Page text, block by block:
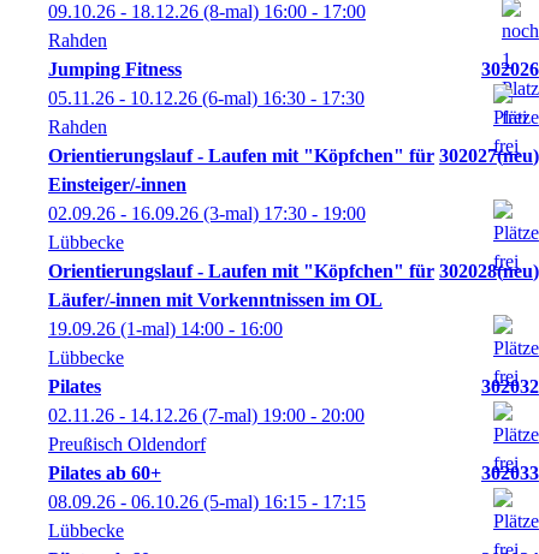
09.10.26 - 18.12.26 (8-mal) 16:00 - 17:00
Rahden
Jumping Fitness
302026
05.11.26 - 10.12.26 (6-mal) 16:30 - 17:30
Rahden
Orientierungslauf - Laufen mit "Köpfchen" für
Einsteiger/-innen
302027 neu
02.09.26 - 16.09.26 (3-mal) 17:30 - 19:00
Lübbecke
Orientierungslauf - Laufen mit "Köpfchen" für
Läufer/-innen mit Vorkenntnissen im OL
302028 neu
19.09.26 (1-mal) 14:00 - 16:00
Lübbecke
Pilates
302032
02.11.26 - 14.12.26 (7-mal) 19:00 - 20:00
Preußisch Oldendorf
Pilates ab 60+
302033
08.09.26 - 06.10.26 (5-mal) 16:15 - 17:15
Lübbecke